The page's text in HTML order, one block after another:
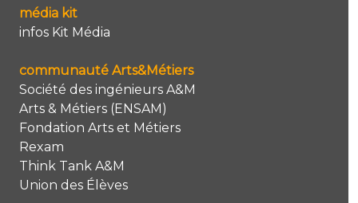
média kit
infos Kit Média
communauté Arts&Métiers
Société des ingénieurs A&M
Arts & Métiers (ENSAM)
Fondation Arts et Métiers
Rexam
Think Tank A&M
Union des Élèves